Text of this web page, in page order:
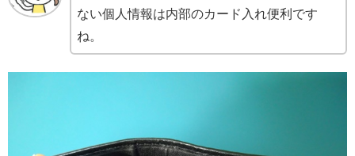
ない個人情報は内部のカード入れ便利です
ね。